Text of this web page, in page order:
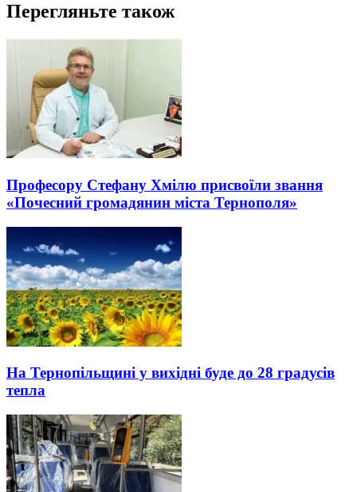
Перегляньте також
Професору Стефану Хмілю присвоїли звання
«Почесний громадянин міста Тернополя»
На Тернопільщині у вихідні буде до 28 градусів
тепла